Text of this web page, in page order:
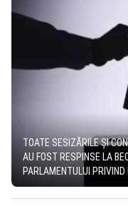
TOATE SESIZĂRILE ȘI
AU FOST RESPINSE LA
PARLAMENTULUI